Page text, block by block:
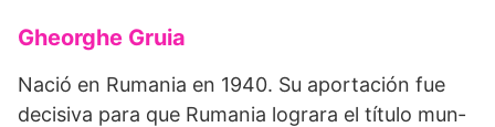
Gheorghe Gruia
Nació en Rumania en 1940. Su aportación fue
decisiva para que Rumania lograra el título mun­